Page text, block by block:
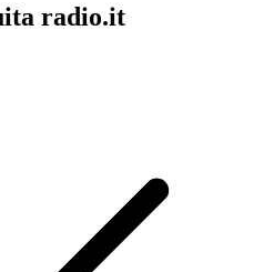
radio.it